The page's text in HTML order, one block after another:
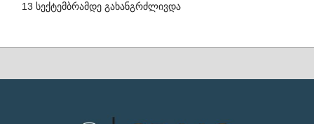
13 სექტემბრამდე გახანგრძლივდა